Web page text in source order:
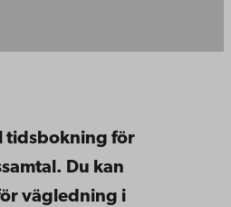
tidsbokning för
Du kan
vägledning i